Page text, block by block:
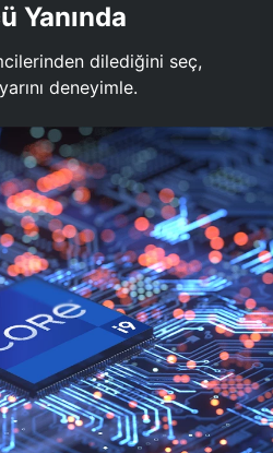
Yanında
dilediğini seç,
deneyimle.